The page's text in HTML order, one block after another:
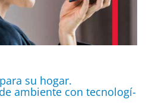
su hogar.
ambiente con tecnologí­